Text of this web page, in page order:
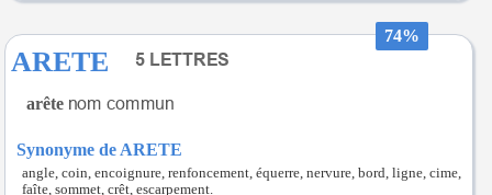
74%
ARETE
arête
Synonyme de ARETE
angle, coin, encoignure, renfoncement, équerre, nervure, bord, ligne, cime,
faîte, sommet, crêt, escarpement.